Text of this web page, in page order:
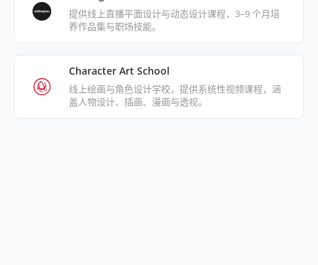
提供线上直播平面设计与动态设计课程，3–9 个月培
养作品集与职场技能。
Character Art School
线上绘画与角色设计学校，提供系统性视频课程，涵
盖人物设计、插画、漫画与透视。